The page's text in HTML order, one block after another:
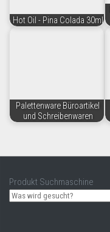
Hot Oil - Pina Colada 30ml
Palettenware Büroartikel
und Schreibenwaren
Produkt Suchmaschine